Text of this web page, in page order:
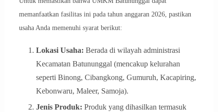
memanfaatkan fasilitas ini pada tahun anggaran 2026, pastikan
usaha Anda memenuhi syarat berikut:
Lokasi Usaha: Berada di wilayah administrasi
Kecamatan Batununggal (mencakup kelurahan
seperti Binong, Cibangkong, Gumuruh, Kacapiring,
Kebonwaru, Maleer, Samoja).
Jenis Produk: Produk yang dihasilkan termasuk